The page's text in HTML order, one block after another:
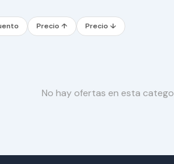
Precio ↑ Precio ↓
No hay ofertas en esta